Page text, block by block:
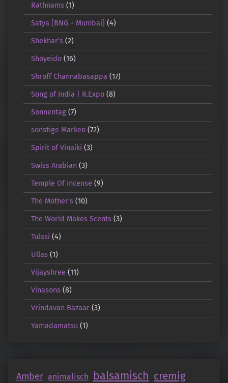
Rathnams(1)
Satya [BNG + Mumbai] (4)
Shekhar's(2)
Shoyeido(16)
Shroff Channabasappa (17)
Song of India | R.Expo(8)
Sonnentag(7)
sonstige Marken(72)
Spirit of Vinaiki (3)
Swiss Arabian(3)
Temple Of Incense (9)
The Mother's(10)
The World Makes Scents(3)
Tulasi (4)
Ullas(1)
Vijayshree (11)
Vinasons(8)
Vrindavan Bazaar(3)
Yamadamatsu (1)
Amber animalisch balsamisch cremig